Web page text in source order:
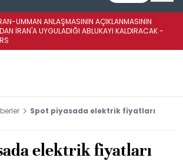
UMMAN ANLAŞMASININ AÇIKLANMASININ
İRAN'A UYGULADIĞI ABLUKAYI KALDIRACAK -
Spot piyasada elektrik fiyatları
elektrik fiyatları